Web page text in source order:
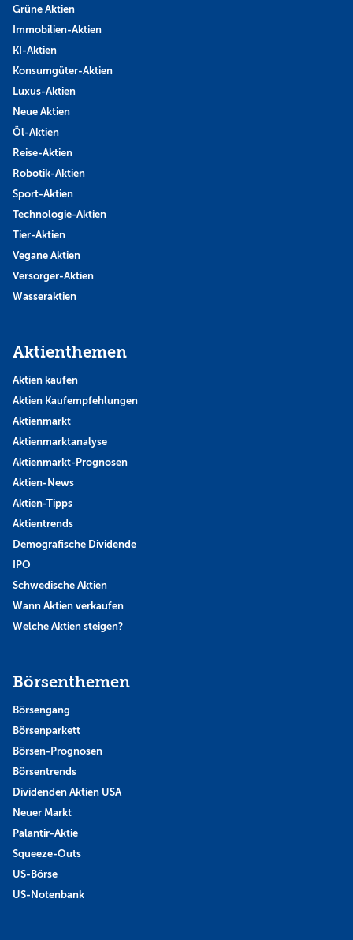
Grüne Aktien
Immobilien-Aktien
KI-Aktien
Konsumgüter-Aktien
Luxus-Aktien
Neue Aktien
Öl-Aktien
Reise-Aktien
Robotik-Aktien
Sport-Aktien
Technologie-Aktien
Tier-Aktien
Vegane Aktien
Versorger-Aktien
Wasseraktien
Aktienthemen
Aktien kaufen
Aktien Kaufempfehlungen
Aktienmarkt
Aktienmarktanalyse
Aktienmarkt-Prognosen
Aktien-News
Aktien-Tipps
Aktientrends
Demografische Dividende
IPO
Schwedische Aktien
Wann Aktien verkaufen
Welche Aktien steigen?
Börsenthemen
Börsengang
Börsenparkett
Börsen-Prognosen
Börsentrends
Dividenden Aktien USA
Neuer Markt
Palantir-Aktie
Squeeze-Outs
US-Börse
US-Notenbank